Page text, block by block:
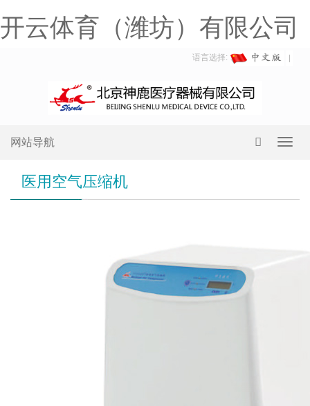
开云体育（潍坊）有限公司
语言选择:
网站导航
医用空气压缩机